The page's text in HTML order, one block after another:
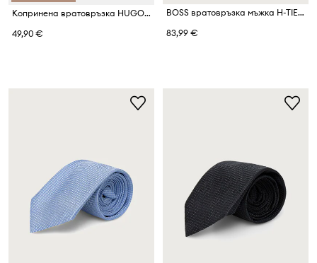
Копринена вратовръзка HUGO Tie cm 6
49,90 €
BOSS вратовръзка мъжка H-TIE CM
83,99 €